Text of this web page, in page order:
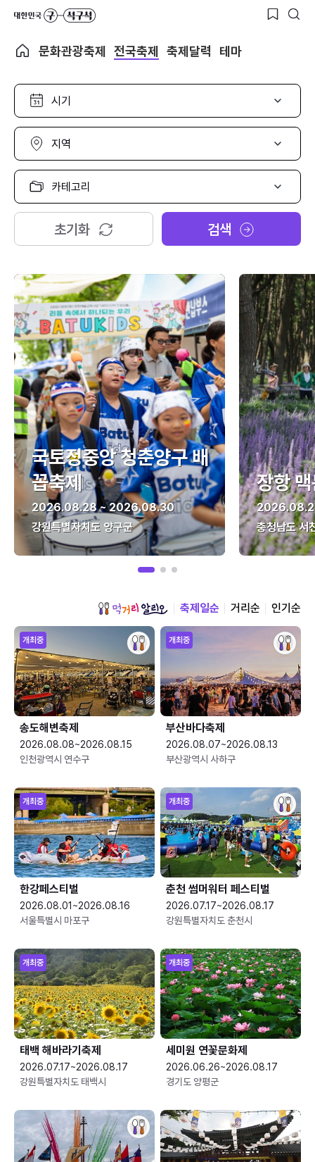
문화관광축제 전국축제 축제달력 테마
시
선
택
지
선
택
카
고
리
택
초기화 검색
국토정중앙 청춘양구 배
꼽축제
2026.08.28 ~ 2026.08.30
강원특별자치도 양구군
장항
충청남도 서
축제일순 거리순 인기순
개최중
송도해변축제
2026.08.08~2026.08.15
인천광역시 연수구
개최중
부산바다축제
2026.08.07~2026.08.13
부산광역시 사하구
개최중
한강페스티벌
2026.08.01~2026.08.16
서울특별시 마포구
개최중
춘천 썸머워터 페스티벌
2026.07.17~2026.08.17
강원특별자치도 춘천시
개최중
태백 해바라기축제
2026.07.17~2026.08.17
강원특별자치도 태백시
개최중
세미원 연꽃문화제
2026.06.26~2026.08.17
경기도 양평군